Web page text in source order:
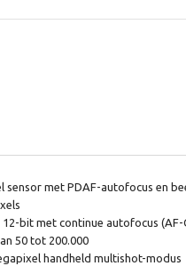
sensor met PDAF-autofocus en
bit met continue autofocus (AF-
50 tot 200.000
handheld multishot-modus